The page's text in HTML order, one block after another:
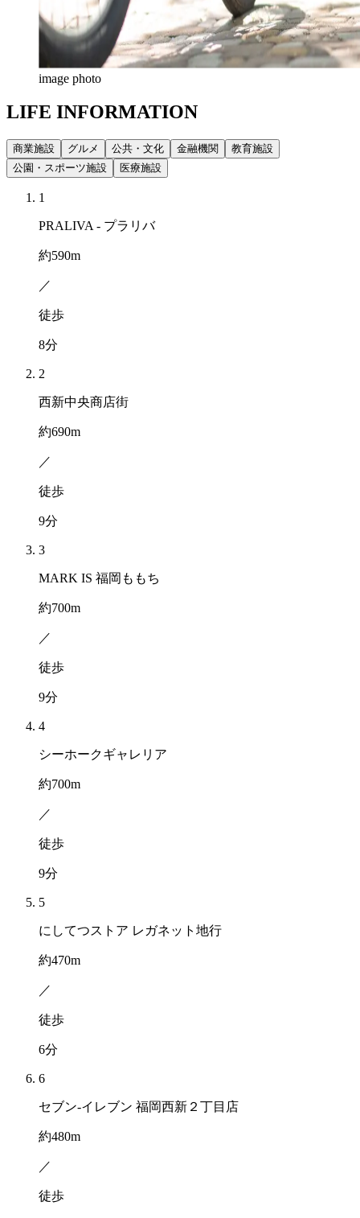
image photo
LIFE INFORMATION
商業施設 グルメ 公共・文化 金融機関
教育施設
公園・スポーツ施設
医療施設
1
PRALIVA - プラリバ
約590m
／
徒歩
8分
2
西新中央商店街
約690m
／
徒歩
9分
3
MARK IS 福岡ももち
約700m
／
徒歩
9分
4
シーホークギャレリア
約700m
／
徒歩
9分
5
にしてつストア レガネット地行
約470m
／
徒歩
6分
6
セブン-イレブン 福岡西新２丁目店
約480m
／
徒歩